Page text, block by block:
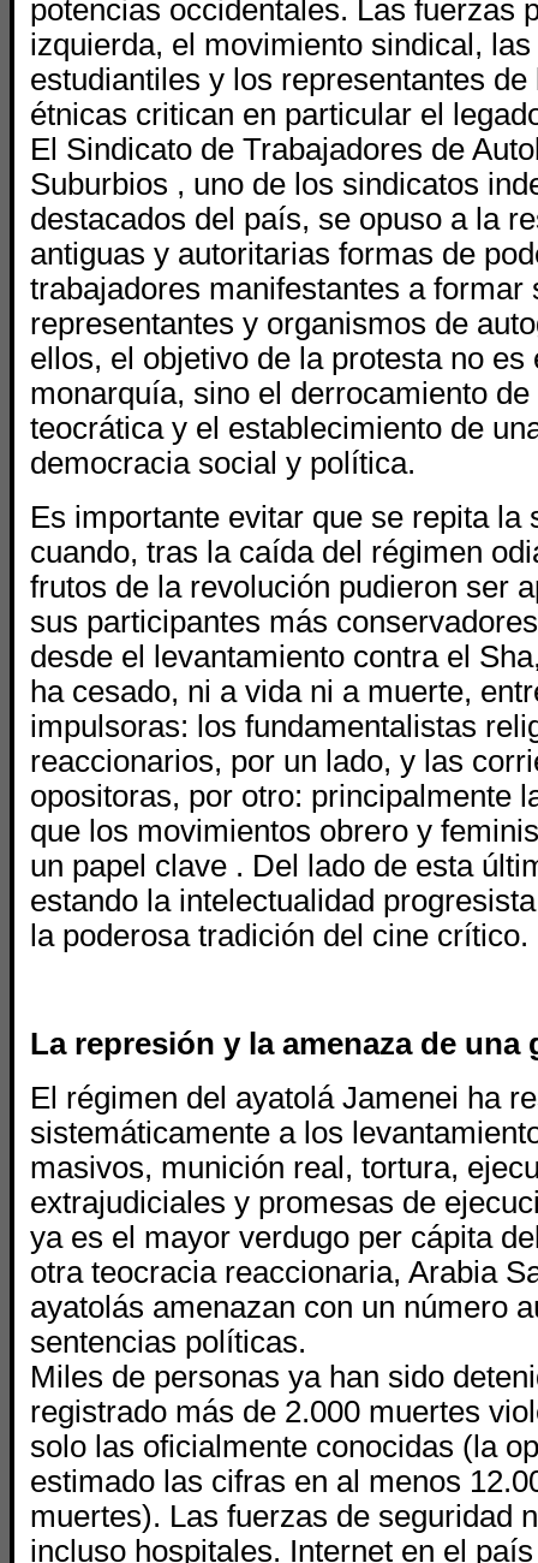
potencias occidentales. Las fuerzas
izquierda, el movimiento sindical,
estudiantiles y los representantes
étnicas critican en particular el
El Sindicato de Trabajadores de
Suburbios , uno de los sindicatos
destacados del país, se opuso a la
antiguas y autoritarias formas de
trabajadores manifestantes a formar
representantes y organismos de
ellos, el objetivo de la protesta no es
monarquía, sino el derrocamiento
teocrática y el establecimiento de
democracia social y política.
Es importante evitar que se repita la
cuando, tras la caída del régimen
frutos de la revolución pudieron ser
sus participantes más
desde el levantamiento contra el
ha cesado, ni a vida ni a muerte,
impulsoras: los fundamentalistas
reaccionarios, por un lado, y las
opositoras, por otro: principalmente
que los movimientos obrero y
un papel clave . Del lado de esta
estando la intelectualidad
la poderosa tradición del cine crítico.
La represión y la amenaza de una
El régimen del ayatolá Jamenei ha
sistemáticamente a los
masivos, munición real, tortura,
extrajudiciales y promesas de
ya es el mayor verdugo per cápita
otra teocracia reaccionaria, Arabia
ayatolás amenazan con un número
sentencias políticas.
Miles de personas ya han sido
registrado más de 2.000 muertes
solo las oficialmente conocidas (la
estimado las cifras en al menos
muertes). Las fuerzas de seguridad
incluso hospitales. Internet en el